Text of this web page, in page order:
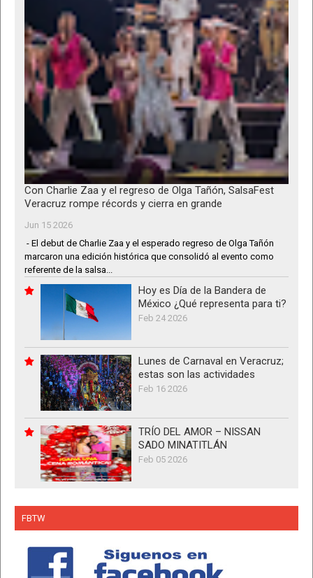
Con Charlie Zaa y el regreso de Olga Tañón, SalsaFest
Veracruz rompe récords y cierra en grande
Jun 15 2026
- El debut de Charlie Zaa y el esperado regreso de Olga Tañón
marcaron una edición histórica que consolidó al evento como
referente de la salsa...
Hoy es Día de la Bandera de
México ¿Qué representa para ti?
Feb 24 2026
Lunes de Carnaval en Veracruz;
estas son las actividades
Feb 16 2026
TRÍO DEL AMOR – NISSAN
SADO MINATITLÁN
Feb 05 2026
FBTW